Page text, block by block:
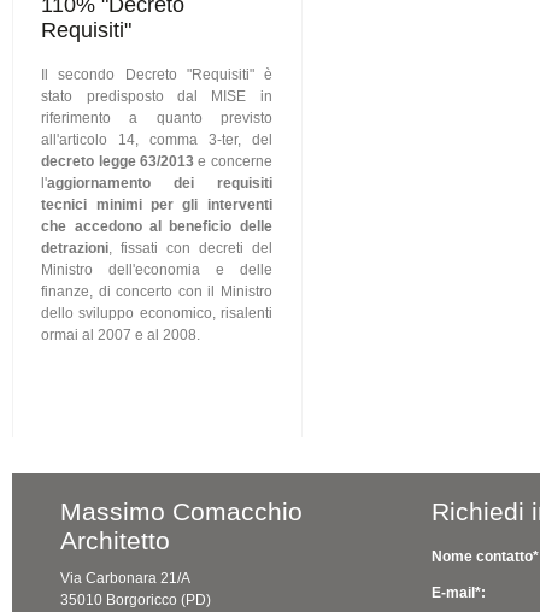
Requisiti"
Il secondo Decreto "Requisiti" è
stato predisposto dal MISE in
riferimento a quanto previsto
all'articolo 14, comma 3-ter, del
decreto legge 63/2013 e concerne
l'aggiornamento dei requisiti
tecnici minimi per gli interventi
che accedono al beneficio delle
detrazioni, fissati con decreti del
Ministro dell'economia e delle
finanze, di concerto con il Ministro
dello sviluppo economico, risalenti
ormai al 2007 e al 2008.
Massimo Comacchio
Architetto
Via Carbonara 21/A
35010 Borgoricco (PD)
Richiedi
Nome
E-mail*: